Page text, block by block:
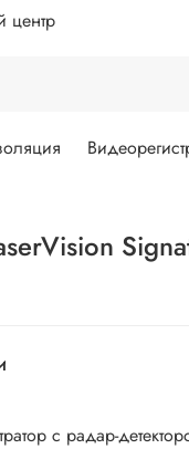
центр
с радар-